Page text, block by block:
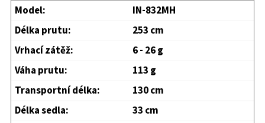
IN-832MH
253 cm
6 - 26 g
113 g
130 cm
33 cm